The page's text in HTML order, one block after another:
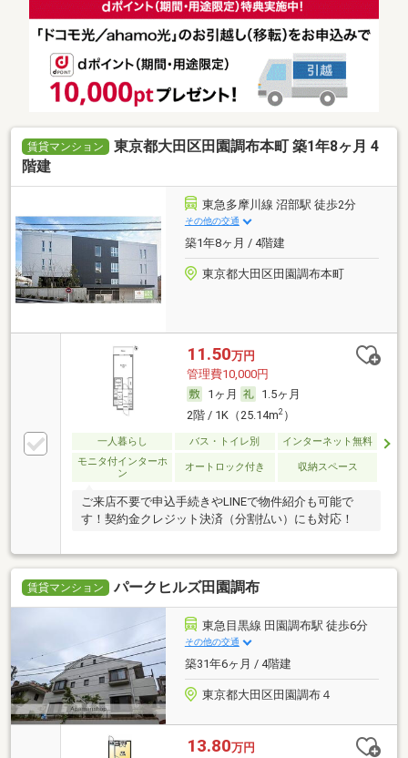
賃貸マンション
東京都大田区田園調布本町 築1年8ヶ月 4
階建
東急多摩川線 沼部駅 徒歩2分
その他の交通
築1年8ヶ月 / 4階建
東京都大田区田園調布本町
11.50万円
管理費10,000円
1ヶ月
1.5ヶ月
2階 / 1K（25.14m2）
一人暮らし バス・トイレ別
インターネット無料
モニタ付インターホ
ン
オートロック付き 収納スペース
ご来店不要で申込手続きやLINEで物件紹介も可能で
す！契約金クレジット決済（分割払い）にも対応！
賃貸マンション パークヒルズ田園調布
東急目黒線 田園調布駅 徒歩6分
その他の交通
築31年6ヶ月 / 4階建
東京都大田区田園調布４
13.80万円